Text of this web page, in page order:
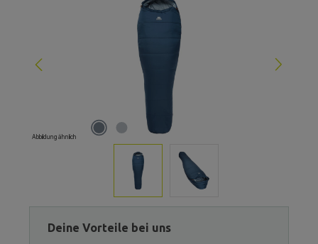
Abbildung ähnlich
Deine Vorteile bei uns